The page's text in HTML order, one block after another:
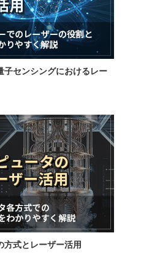
子センシングにおけるレー
方式とレーザー活用